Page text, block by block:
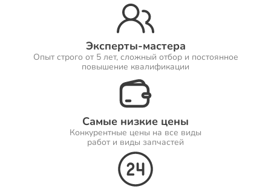
Эксперты-мастера
Опыт строго от 5 лет, сложный отбор и постоянное
повышение квалификации
Самые низкие цены
Конкурентные цены на все виды
работ и виды запчастей
Ремонт Принтеров
Ремонт Саундбаров
Ремонт VR систем
Ремонт Сабвуферов